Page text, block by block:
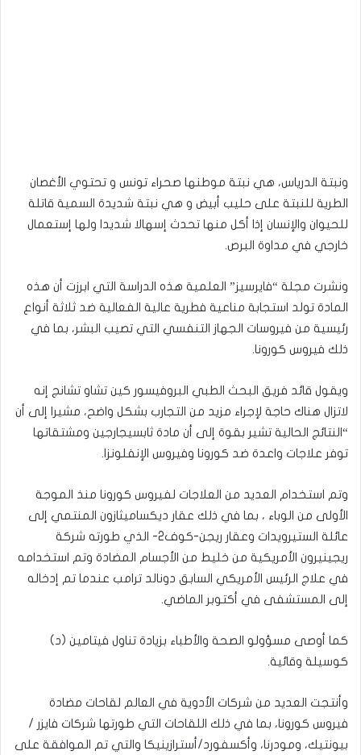
ونبتة الدرياس، هي نبتة موطنها صحراء تونس و تحتوي الأغصان
الطرية للنبتة على حليب أبيض و هي نبتة شديدة السمية قاتلة
للحيوان والإنسان إذا أكل منها تحدث إسهالا شديدا ولها إستعمال
خارجي في مداوة البرص.
ونشرت مجلة “فايرسيز” العلمية هذه الدراسة التي ابرزت أن هذه
المادة تولد استجابة مناعية فطرية عالية الفعالية ضد ثلاثة أنواع
رئيسية من فيروسات الجهاز التنفسي التي تصيب البشر، بما في
ذلك فيروس كورونا.
ويقول قائد فريق البحث الطبي البروفيسور كين تشاو تشانج إنه
لاتزال هناك حاجة لإجراء مزيد من التجارب بشكل واضح، مشيرا إلى أن
“النتائج الحالية تشير بقوة إلى أن مادة ثابسيجارجين ومشتقاتها
توفر علاجات واعدة ضد كورونا وفيروس الإنفلونزا.
وتم استخدام العديد من العلاجات لفيروس كورونا منذ الموجة
الأولى من الوباء ، بما في ذلك عقار ديكساميثازون المنتمي إلى
عائلة الستيرويدات وعقار ريجن-كوف2- الذي طورته شركة
ريجينيرون الأمريكية من خليط من الأجسام المضادة وتم استخدامه
في علاج الرئيس الأمريكي السابق دونالد ترامب عندما تم إدخاله
إلى المستشفى في أكتوبر الماضي.
كما أوصى مسؤولو الصحة والأطباء بزيادة تناول فيتامين (د)
كوسيلة وقائية.
وأنتجت العديد من شركات الأدوية في العالم لقاحات مضادة
فيروس كورونا، بما في ذلك اللقاحات التي طورتها شركات فايزر /
بيونتيك، ومودرنا، وأكسفورد/أسترازينيكا والتي تم الموافقة على